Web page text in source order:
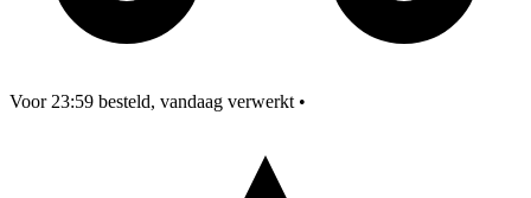
Voor 23:59 besteld, vandaag verwerkt •